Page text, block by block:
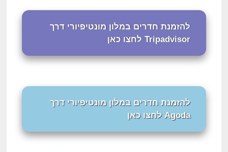
להזמנת חדרים במלון מונטיפיורי דרך
Tripadvisor לחצו כאן
להזמנת חדרים במלון מונטיפיורי דרך
Agoda לחצו כאן